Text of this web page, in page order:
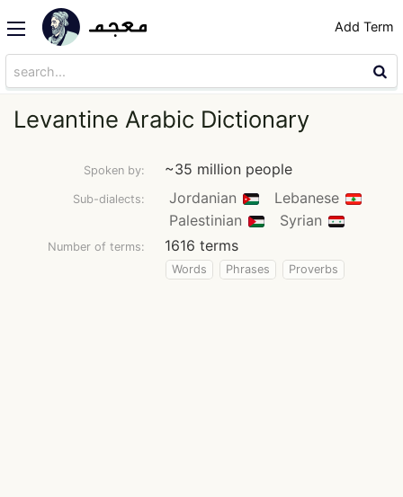
Add Term
Levantine Arabic Dictionary
Spoken by: ~35 million people
Sub-dialects: Jordanian
Lebanese
Palestinian
Syrian
Number of terms: 1616 terms
Words Phrases Proverbs